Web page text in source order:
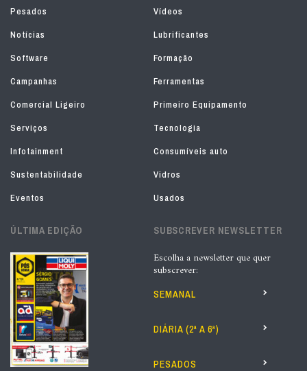
Pesados
Vídeos
Notícias
Lubrificantes
Software
Formação
Campanhas
Ferramentas
Comercial Ligeiro
Primeiro Equipamento
Serviços
Tecnologia
Infotainment
Consumíveis auto
Sustentabilidade
Vidros
Eventos
Usados
ÚLTIMA EDIÇÃO SUBSCREVER NEWSLETTER
Escolha a newsletter que quer
subscrever:
SEMANAL
DIÁRIA (2ª A 6ª)
PESADOS